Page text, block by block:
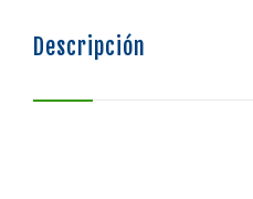
Descripción